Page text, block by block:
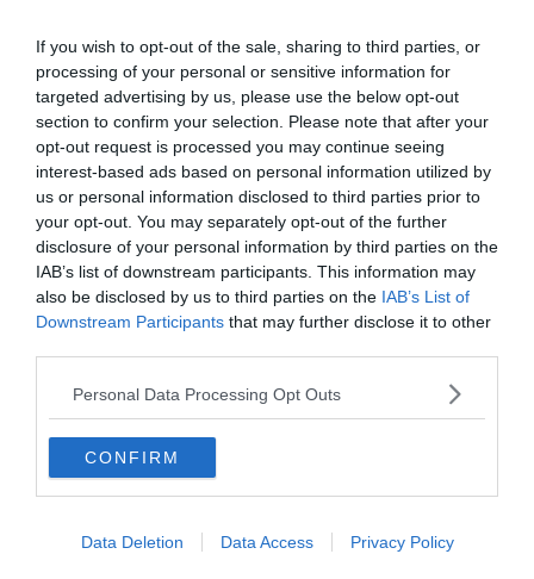
If you wish to opt-out of the sale, sharing to third parties, or
processing of your personal or sensitive information for
targeted advertising by us, please use the below opt-out
section to confirm your selection. Please note that after your
opt-out request is processed you may continue seeing
interest-based ads based on personal information utilized by
us or personal information disclosed to third parties prior to
your opt-out. You may separately opt-out of the further
disclosure of your personal information by third parties on the
IAB’s list of downstream participants. This information may
also be disclosed by us to third parties on the IAB’s List of
Downstream Participants that may further disclose it to other
Personal Data Processing Opt Outs
CONFIRM
Data Deletion Data Access Privacy Policy
ECONOMIA
Messina (Intesa Sanpaolo): “Offerta per
Mps è concreta, non c'è logica di potere”